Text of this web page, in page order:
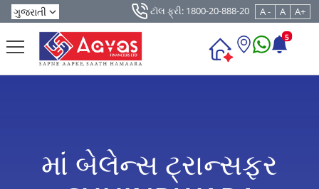
ટૉલ ફ્રી: 1800-20-888-20 A - A A+
5
માં બેલેન્સ ટ્રાન્સફર